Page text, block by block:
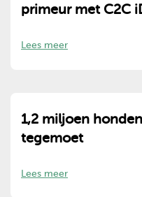
primeur met C2C
Lees meer
1,2 miljoen
tegemoet
Lees meer